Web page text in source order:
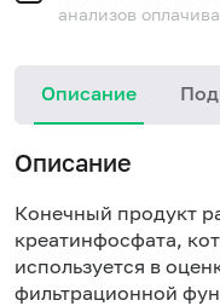
анализов
Описание
Описание
Конечный продукт
креатинфосфата,
используется в
фильтрационной